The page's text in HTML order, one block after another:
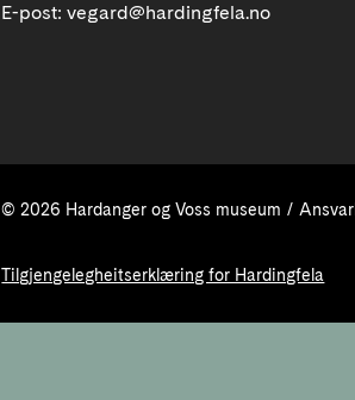
E-post:vegard@hardingfela.no
© 2026 Hardanger og Voss museum /
Tilgjengelegheitserklæring for Hardingfela